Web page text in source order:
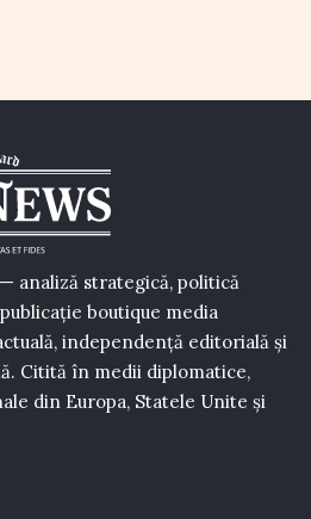
— analiză strategică, politică
boutique media
independență editorială și
Citită în medii diplomatice,
din Europa, Statele Unite și